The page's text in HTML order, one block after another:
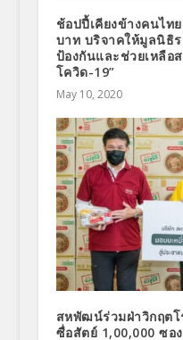
ช้อปปี้เคียงข้างคนไ
บาท บริจาคให้มูลนิธิ
ป้องกันและช่วยเหลือ
โควิด-19”
May 10, 2020
สหพัฒน์ร่วมฝ่าวิกฤต
ซื่อสัตย์ 1,00,000 ซอ